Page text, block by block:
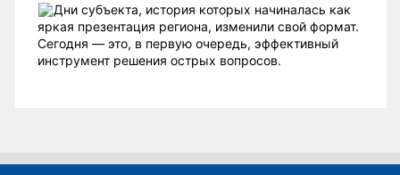
Дни субъекта, история которых начиналась как
яркая презентация региона, изменили свой формат.
Сегодня — это, в первую очередь, эффективный
инструмент решения острых вопросов.